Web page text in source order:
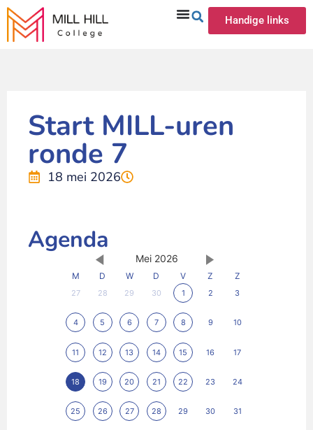
Handige links
Start MILL-uren
ronde 7
18 mei 2026
Agenda
Mei 2026
M D W D V Z Z
27 28 29 30 1 2 3
4 5 6 7 8 9 10
11 12 13 14 15 16 17
18 19 20 21 22 23 24
25 26 27 28 29 30 31